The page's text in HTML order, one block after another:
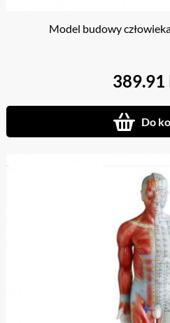
Model budowy
389.91
Do